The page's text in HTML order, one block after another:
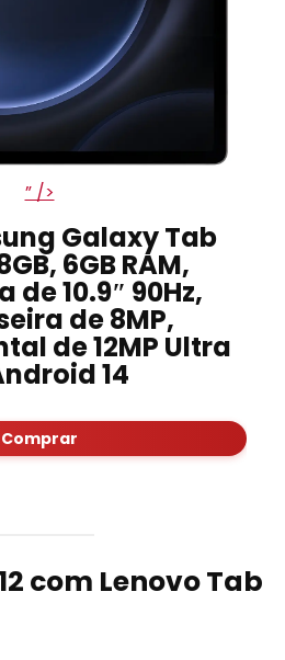
” />
Galaxy Tab
6GB RAM,
10.9″ 90Hz,
de 8MP,
de 12MP Ultra
14
Comprar
com Lenovo Tab